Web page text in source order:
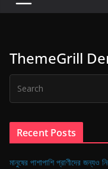
s
e
f
D
i
g
ThemeGrill
Recent Posts
মানুষের পাশাপাশি প্রাণীদের জন্যও